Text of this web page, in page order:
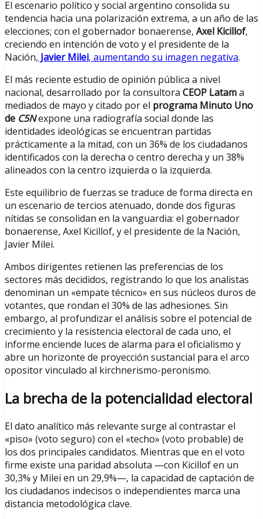
El escenario político y social argentino consolida su
tendencia hacia una polarización extrema, a un año de las
elecciones; con el gobernador bonaerense, Axel Kicillof,
creciendo en intención de voto y el presidente de la
Nación, Javier Milei, aumentando su imagen negativa.
El más reciente estudio de opinión pública a nivel
nacional, desarrollado por la consultora CEOP Latama
mediados de mayo y citado por el programa Minuto Uno
de C5Nexpone una radiografía social donde las
identidades ideológicas se encuentran partidas
prácticamente a la mitad, con un 36% de los ciudadanos
identificados con la derecha o centro derecha y un 38%
alineados con la centro izquierda o la izquierda.
Este equilibrio de fuerzas se traduce de forma directa en
un escenario de tercios atenuado, donde dos figuras
nítidas se consolidan en la vanguardia: el gobernador
bonaerense, Axel Kicillof, y el presidente de la Nación,
Javier Milei.
Ambos dirigentes retienen las preferencias de los
sectores más decididos, registrando lo que los analistas
denominan un «empate técnico» en sus núcleos duros de
votantes, que rondan el 30% de las adhesiones. Sin
embargo, al profundizar el análisis sobre el potencial de
crecimiento y la resistencia electoral de cada uno, el
informe enciende luces de alarma para el oficialismo y
abre un horizonte de proyección sustancial para el arco
opositor vinculado al kirchnerismo-peronismo.
La brecha de la potencialidad electoral
El dato analítico más relevante surge al contrastar el
«piso» (voto seguro) con el «techo» (voto probable) de
los dos principales candidatos. Mientras que en el voto
firme existe una paridad absoluta —con Kicillof en un
30,3% y Milei en un 29,9%—, la capacidad de captación de
los ciudadanos indecisos o independientes marca una
distancia metodológica clave.